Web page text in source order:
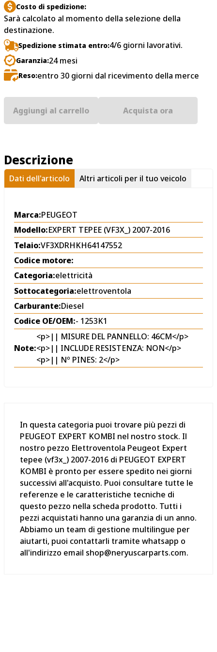
Costo di spedizione:
Sarà calcolato al momento della selezione della
destinazione.
Spedizione stimata entro:4/6 giorni lavorativi.
Garanzia:24 mesi
Reso:entro 30 giorni dal ricevimento della merce
Aggiungi al carrello Acquista ora
Descrizione
Dati dell'articolo Altri articoli per il tuo veicolo
Marca:PEUGEOT
Modello:EXPERT TEPEE (VF3X_) 2007-2016
Telaio:VF3XDRHKH64147552
Codice motore:
Categoria:elettricità
Sottocategoria:elettroventola
Carburante:Diesel
Codice OE/OEM:- 1253K1
Note:
<p>|| MISURE DEL PANNELLO: 46CM</p>
<p>|| INCLUDE RESISTENZA: NON</p>
<p>|| Nº PINES: 2</p>
In questa categoria puoi trovare più pezzi di
PEUGEOT EXPERT KOMBI nel nostro stock. Il
nostro pezzo Elettroventola Peugeot Expert
tepee (vf3x_) 2007-2016 di PEUGEOT EXPERT
KOMBI è pronto per essere spedito nei giorni
successivi all'acquisto. Puoi consultare tutte le
referenze e le caratteristiche tecniche di
questo pezzo nella scheda prodotto. Tutti i
pezzi acquistati hanno una garanzia di un anno.
Abbiamo un team di gestione multilingue per
aiutarti, puoi contattarli tramite whatsapp o
all'indirizzo email shop@neryuscarparts.com.